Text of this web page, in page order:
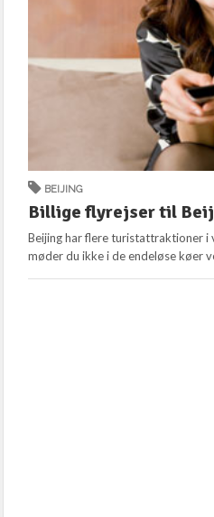
BEIJING
Billige flyrejser til
Beijing har flere turistattraktioner i
møder du ikke i de endeløse køer